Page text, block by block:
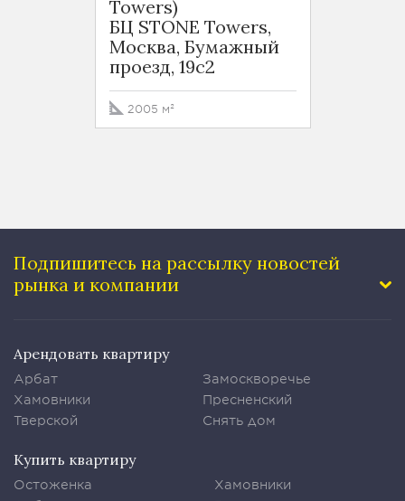
Towers)
БЦ STONE Towers,
Москва, Бумажный
проезд, 19с2
2005 м²
Подпишитесь на рассылку новостей
рынка и компании
Арендовать квартиру
Арбат
Хамовники
Тверской
Замоскворечье
Пресненский
Снять дом
Купить квартиру
Остоженка
Хамовники